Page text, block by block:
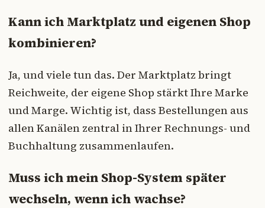
Kann ich Marktplatz und eigenen Shop
kombinieren?
Ja, und viele tun das. Der Marktplatz bringt
Reichweite, der eigene Shop stärkt Ihre Marke
und Marge. Wichtig ist, dass Bestellungen aus
allen Kanälen zentral in Ihrer Rechnungs- und
Buchhaltung zusammenlaufen.
Muss ich mein Shop-System später
wechseln, wenn ich wachse?